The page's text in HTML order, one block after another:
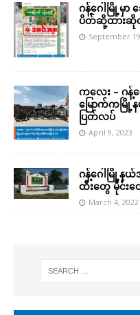
ဂန့်ဂေါမြို့မှ
ပိတ်ဆို့ထားဆို
September
ကလေး – ဂန့်ဂ
မြောက်ကမ
ပြတ်လပ်
April 9, 2023
ဂန့်ဂေါမြို့န
ထီးတွေ မိုင်းထ
March 4, 2022